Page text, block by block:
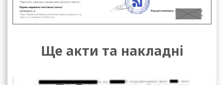
Ще акти та накладні